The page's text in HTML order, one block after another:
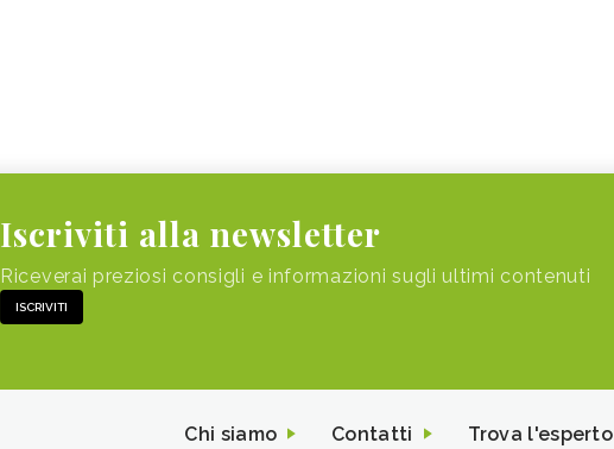
Iscriviti alla newsletter
Riceverai preziosi consigli e informazioni sugli ultimi contenuti
ISCRIVITI
Chi siamo Contatti Trova l'esperto